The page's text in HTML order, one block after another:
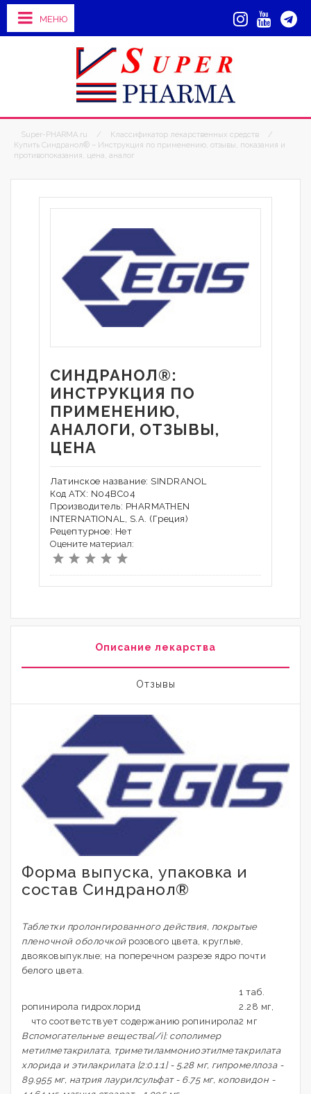
МЕНЮ
Super-PHARMA.ru / Классификатор лекарственных средств
/
Купить Синдранол® – Инструкция по применению, отзывы, показания и
противопоказания, цена, аналог
СИНДРАНОЛ®:
ИНСТРУКЦИЯ ПО
ПРИМЕНЕНИЮ,
АНАЛОГИ, ОТЗЫВЫ,
ЦЕНА
Латинское название: SINDRANOL
Код АТХ: N04BC04
Производитель: PHARMATHEN
INTERNATIONAL, S.A. (Греция)
Рецептурное: Нет
Оцените материал:
Описание лекарства
Отзывы
Форма выпуска, упаковка и
состав Синдранол®
Таблетки пролонгированного действия, покрытые
пленочной оболочкойрозового цвета, круглые,
двояковыпуклые; на поперечном разрезе ядро почти
белого цвета.
1 таб.
ропинирола гидрохлорид
2.28 мг,
что соответствует содержанию ропинирола2 мг
Вспомогательные вещества[/i]: сополимер
метилметакрилата, триметиламмониоэтилметакрилата
хлорида и этилакрилата [2:0.1:1] - 5.28 мг, гипромеллоза -
89.955 мг, натрия лаурилсульфат - 6.75 мг, коповидон -